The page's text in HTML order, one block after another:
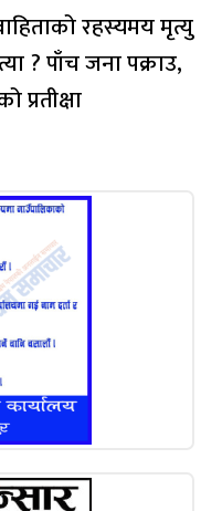
रहस्यमय मृत्यु
? पाँच जना पक्राउ,
प्रतीक्षा